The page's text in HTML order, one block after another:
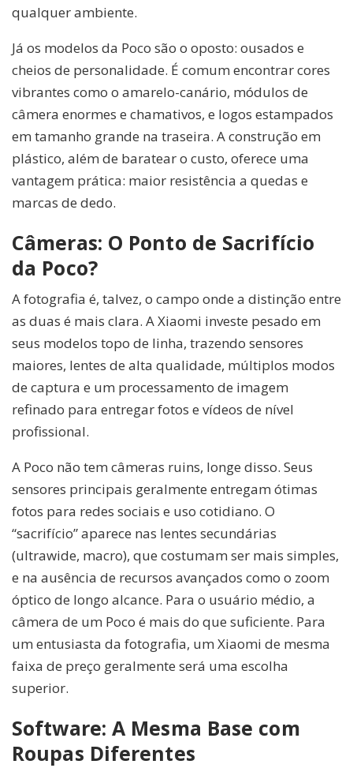
qualquer ambiente.
Já os modelos da Poco são o oposto: ousados e
cheios de personalidade. É comum encontrar cores
vibrantes como o amarelo-canário, módulos de
câmera enormes e chamativos, e logos estampados
em tamanho grande na traseira. A construção em
plástico, além de baratear o custo, oferece uma
vantagem prática: maior resistência a quedas e
marcas de dedo.
Câmeras: O Ponto de Sacrifício
da Poco?
A fotografia é, talvez, o campo onde a distinção entre
as duas é mais clara. A Xiaomi investe pesado em
seus modelos topo de linha, trazendo sensores
maiores, lentes de alta qualidade, múltiplos modos
de captura e um processamento de imagem
refinado para entregar fotos e vídeos de nível
profissional.
A Poco não tem câmeras ruins, longe disso. Seus
sensores principais geralmente entregam ótimas
fotos para redes sociais e uso cotidiano. O
“sacrifício” aparece nas lentes secundárias
(ultrawide, macro), que costumam ser mais simples,
e na ausência de recursos avançados como o zoom
óptico de longo alcance. Para o usuário médio, a
câmera de um Poco é mais do que suficiente. Para
um entusiasta da fotografia, um Xiaomi de mesma
faixa de preço geralmente será uma escolha
superior.
Software: A Mesma Base com
Roupas Diferentes